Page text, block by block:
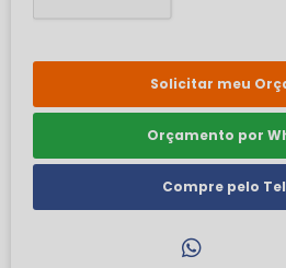
Solicitar meu
Orçamento por
Compre pelo